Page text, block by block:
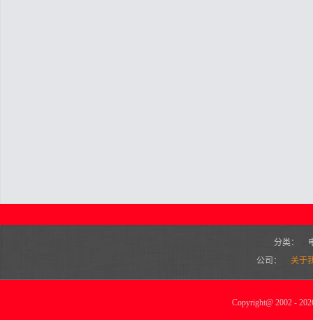
分类：
公司：
关于
Copyright@2002 -